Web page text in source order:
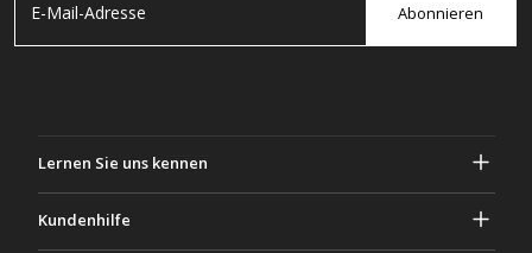
Abonnieren
Lernen Sie uns kennen
Kundenhilfe